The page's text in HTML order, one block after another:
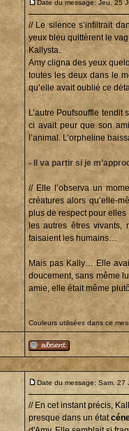
Date du message: Jeu. 25
// Le silence s’infiltrait
yeux bleu quittèrent le
Kallysta.
Amy cligna des yeux
toutes les deux dans le
qu’elle avait oublié ce
L’autre Poufsouffle
ci avait peur que son
l’animal. L’orpheline
- Il va partir si je
// Elle l’observa un
créatures alors qu’elle-
plus de respect pour
les autres êtres vivants,
faisaient les humains…
Mais pas Kally… Elle
doucement, sans même
amie, elle était même
Couleurs utilisées dans ce
Date du message: Sam. 27
// En cet instant précis,
presque dans un état